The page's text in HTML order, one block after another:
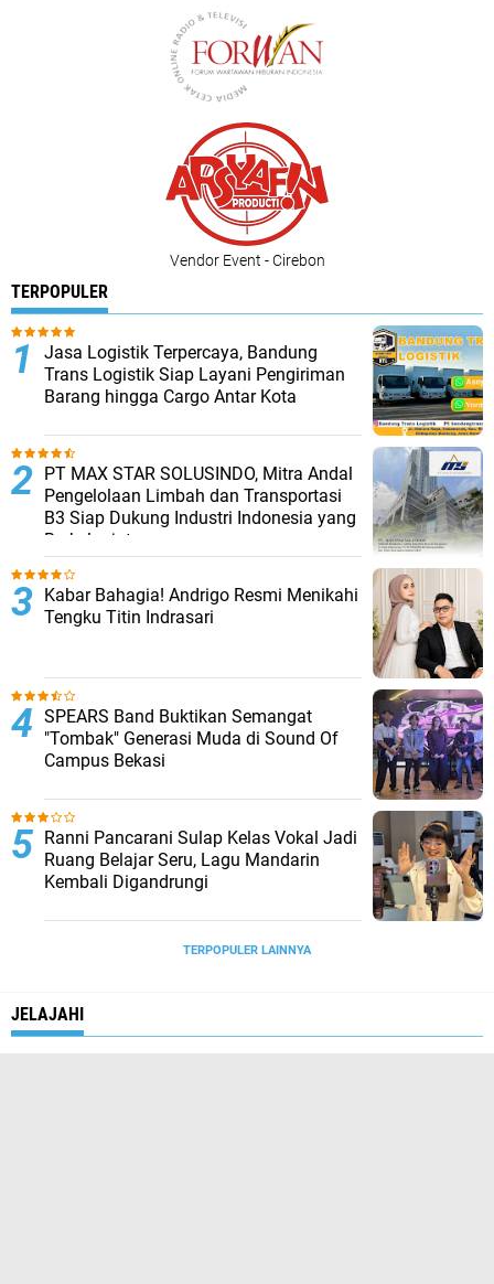
Vendor Event - Cirebon
TERPOPULER
Jasa Logistik Terpercaya, Bandung
Trans Logistik Siap Layani Pengiriman
Barang hingga Cargo Antar Kota
PT MAX STAR SOLUSINDO, Mitra Andal
Pengelolaan Limbah dan Transportasi
B3 Siap Dukung Industri Indonesia yang
Berkelanjutan
Kabar Bahagia! Andrigo Resmi Menikahi
Tengku Titin Indrasari
SPEARS Band Buktikan Semangat
"Tombak" Generasi Muda di Sound Of
Campus Bekasi
Ranni Pancarani Sulap Kelas Vokal Jadi
Ruang Belajar Seru, Lagu Mandarin
Kembali Digandrungi
TERPOPULER LAINNYA
JELAJAHI